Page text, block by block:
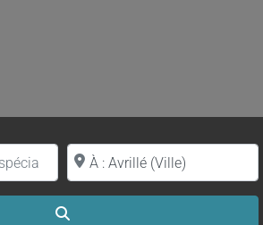
par nom
Proche de (ville ou région)